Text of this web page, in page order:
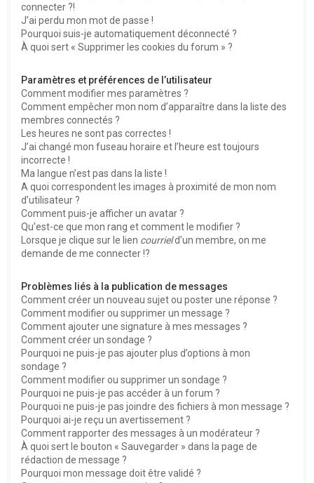
connecter ?!
J’ai perdu mon mot de passe !
Pourquoi suis-je automatiquement déconnecté ?
À quoi sert « Supprimer les cookies du forum » ?
Paramètres et préférences de l’utilisateur
Comment modifier mes paramètres ?
Comment empêcher mon nom d’apparaître dans la liste des
membres connectés ?
Les heures ne sont pas correctes !
J’ai changé mon fuseau horaire et l’heure est toujours
incorrecte !
Ma langue n’est pas dans la liste !
A quoi correspondent les images à proximité de mon nom
d’utilisateur ?
Comment puis-je afficher un avatar ?
Qu’est-ce que mon rang et comment le modifier ?
Lorsque je clique sur le lien courrield’un membre, on me
demande de me connecter !?
Problèmes liés à la publication de messages
Comment créer un nouveau sujet ou poster une réponse ?
Comment modifier ou supprimer un message ?
Comment ajouter une signature à mes messages ?
Comment créer un sondage ?
Pourquoi ne puis-je pas ajouter plus d’options à mon
sondage ?
Comment modifier ou supprimer un sondage ?
Pourquoi ne puis-je pas accéder à un forum ?
Pourquoi ne puis-je pas joindre des fichiers à mon message ?
Pourquoi ai-je reçu un avertissement ?
Comment rapporter des messages à un modérateur ?
À quoi sert le bouton « Sauvegarder » dans la page de
rédaction de message ?
Pourquoi mon message doit être validé ?